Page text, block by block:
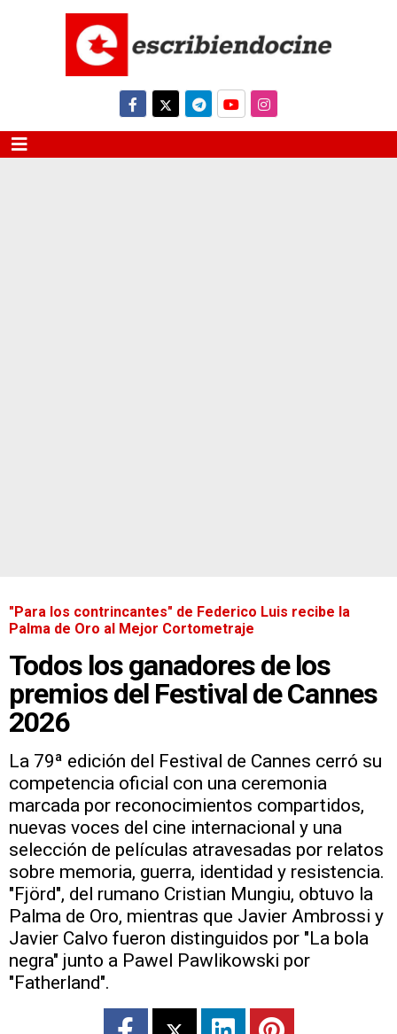
"Para los contrincantes" de Federico Luis recibe la
Palma de Oro al Mejor Cortometraje
Todos los ganadores de los
premios del Festival de Cannes
2026
La 79ª edición del Festival de Cannes cerró su
competencia oficial con una ceremonia
marcada por reconocimientos compartidos,
nuevas voces del cine internacional y una
selección de películas atravesadas por relatos
sobre memoria, guerra, identidad y resistencia.
"Fjörd", del rumano Cristian Mungiu, obtuvo la
Palma de Oro, mientras que Javier Ambrossi y
Javier Calvo fueron distinguidos por "La bola
negra" junto a Pawel Pawlikowski por
"Fatherland".